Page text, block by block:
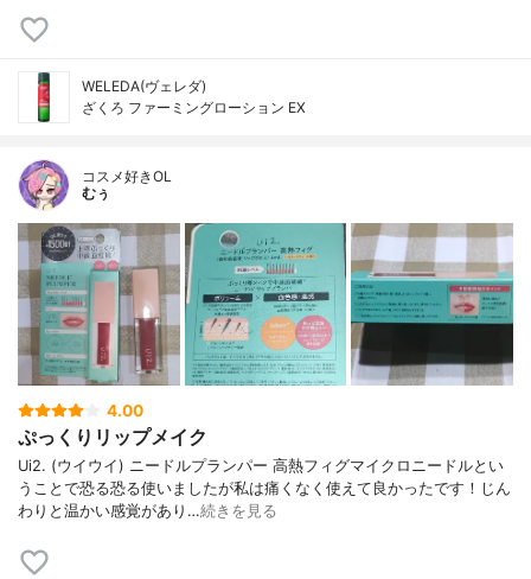
WELEDA(ヴェレダ)
ざくろ ファーミングローション EX
コスメ好きOL
むぅ
4.00
ぷっくりリップメイク
Ui2. (ウイウイ) ニードルプランパー 高熱フィグマイクロニードルとい
うことで恐る恐る使いましたが私は痛くなく使えて良かったです！じん
わりと温かい感覚があり…続きを見る